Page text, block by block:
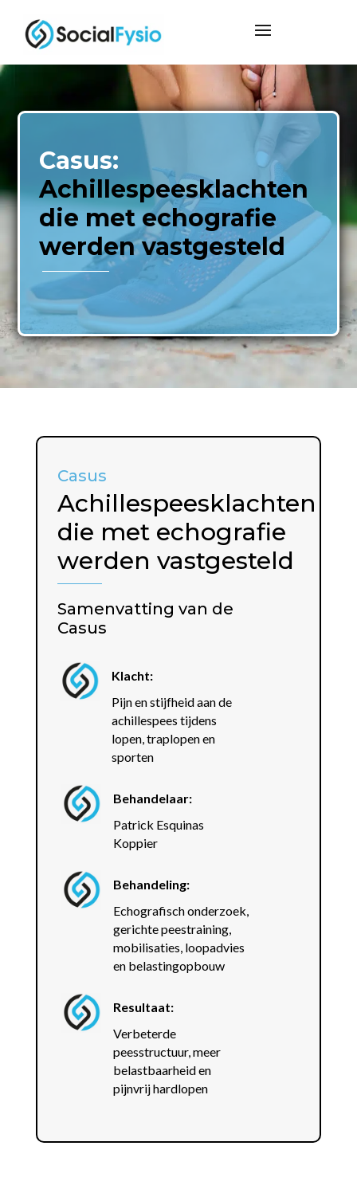
Casus:
Achillespeesklachten
die met echografie
werden vastgesteld
Casus
Achillespeesklachten
die met echografie
werden vastgesteld
Samenvatting van de
Casus
Klacht:
Pijn en stijfheid aan de
achillespees tijdens
lopen, traplopen en
sporten
Behandelaar:
Patrick Esquinas
Koppier
Behandeling:
Echografisch onderzoek,
gerichte peestraining,
mobilisaties, loopadvies
en belastingopbouw
Resultaat:
Verbeterde
peesstructuur, meer
belastbaarheid en
pijnvrij hardlopen